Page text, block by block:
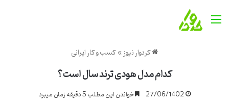
منو
کردوار نیوز»کسب و کار ایرانی
کدام مدل هودی ترند سال است؟
27/06/1402 خواندن این مطلب 5 دقیقه زمان میبرد